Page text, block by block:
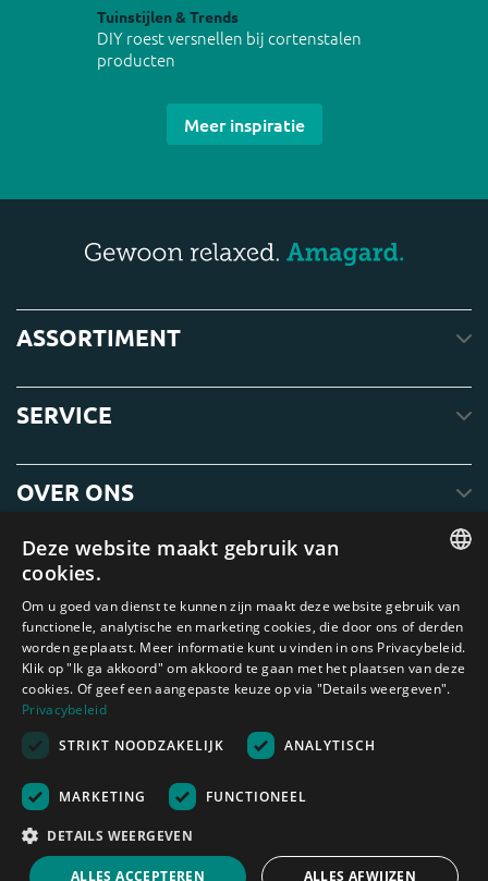
Tuinstijlen & Trends
DIY roest versnellen bij cortenstalen
producten
Meer inspiratie
ASSORTIMENT
SERVICE
OVER ONS
Amagard.com (Kranendonk B.V.) Geen van de teksten of foto's op deze
website mag zonder schriftelijke toestemming van Kranendonk B.V. worden
Nederland|Deutschland| België|Belgique|
Kingdom
DUTCH
GERMAN
Deze website maakt gebruik van
cookies.
Om u goed van dienst te kunnen zijn maakt deze website gebruik van
functionele, analytische en marketing cookies, die door ons of derden
worden geplaatst. Meer informatie kunt u vinden in ons Privacybeleid.
Klik op "Ik ga akkoord" om akkoord te gaan met het plaatsen van deze
cookies. Of geef een aangepaste keuze op via "Details weergeven".
Privacybeleid
STRIKT NOODZAKELIJK
ANALYTISCH
MARKETING FUNCTIONEEL
DETAILS WEERGEVEN
ALLES ACCEPTEREN ALLES AFWIJZEN